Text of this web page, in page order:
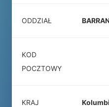
ODDZIAŁ
KOD
POCZTOWY
KRAJ